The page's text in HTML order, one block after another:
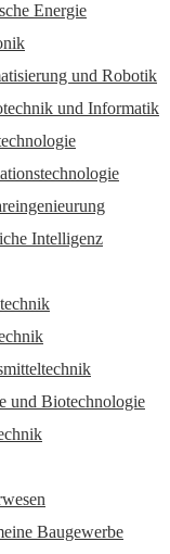
Energie
und Robotik
und Informatik
Intelligenz
und Biotechnologie
Baugewerbe